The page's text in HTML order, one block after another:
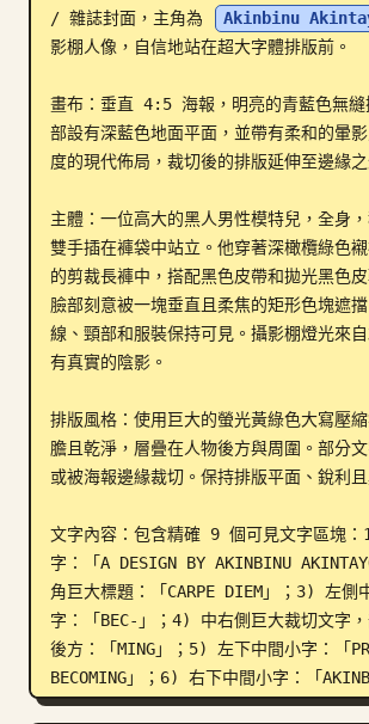
下載
部落格
更新
/ 雜誌封面，主角為
Akinbinu
影棚人像，自信地站在超大字體排版前。
畫布：垂直 4:5 海報，明亮的青藍色無縫
部設有深藍色地面平面，並帶有柔和的暈
度的現代佈局，裁切後的排版延伸至邊緣之
主體：一位高大的黑人男性模特兒，全身
雙手插在褲袋中站立。他穿著深橄欖綠色
的剪裁長褲中，搭配黑色皮帶和拋光黑色
臉部刻意被一塊垂直且柔焦的矩形色塊遮
線、頸部和服裝保持可見。攝影棚燈光來
有真實的陰影。
排版風格：使用巨大的螢光黃綠色大寫壓
膽且乾淨，層疊在人物後方與周圍。部分
或被海報邊緣裁切。保持排版平面、銳利且
文字內容：包含精確 9 個可見文字區塊
字：「A DESIGN BY AKINBINU
角巨大標題：「CARPE DIEM」；3) 左側
字：「BEC-」；4) 中右側巨大裁切文字
後方：「MING」；5) 左下中間小字：「
BECOMING」；6) 右下中間小字：「
AKINTAYO」；7) 左下角小字：「EP 27